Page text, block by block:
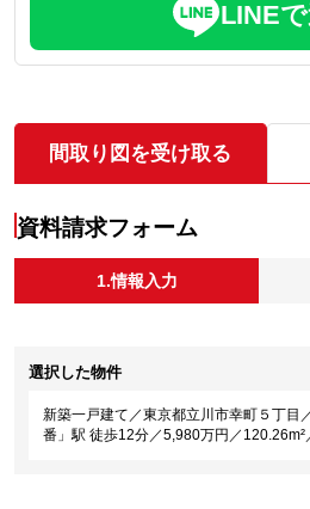
LINE
間取り図を受け取る
資料請求フォーム
1.情報入力
選択した物件
新築一戸建て／東京都立川市幸町５丁目
番」駅 徒歩12分／5,980万円／120.26m²